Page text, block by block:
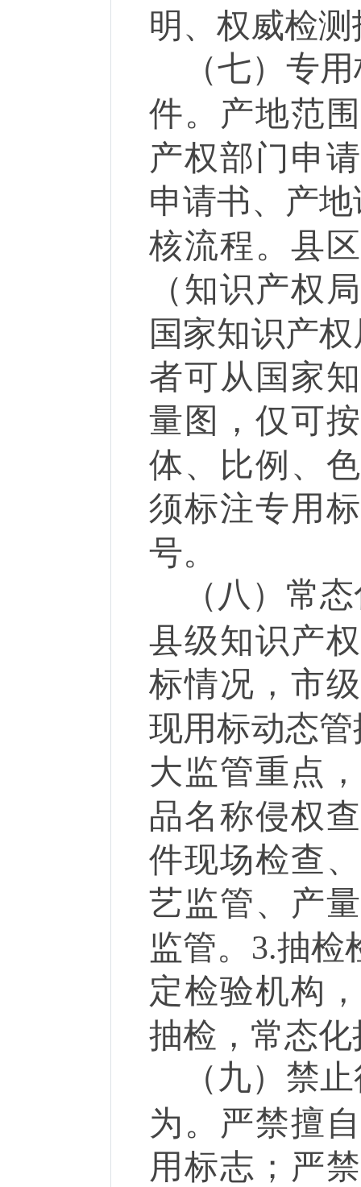
明、权威检
（七）专
件。产地范
产权部门申
申请书、产
核流程。县
（知识产权
国家知识产
者可从国家
量图，仅可
体、比例、
须标注专用
号。
（八）常
县级知识产
标情况，市
现用标动态
大监管重点
品名称侵权
件现场检查
艺监管、产
监管。 3.抽检
定检验机构
抽检，常态
（九）禁
为。严禁擅
用标志；严